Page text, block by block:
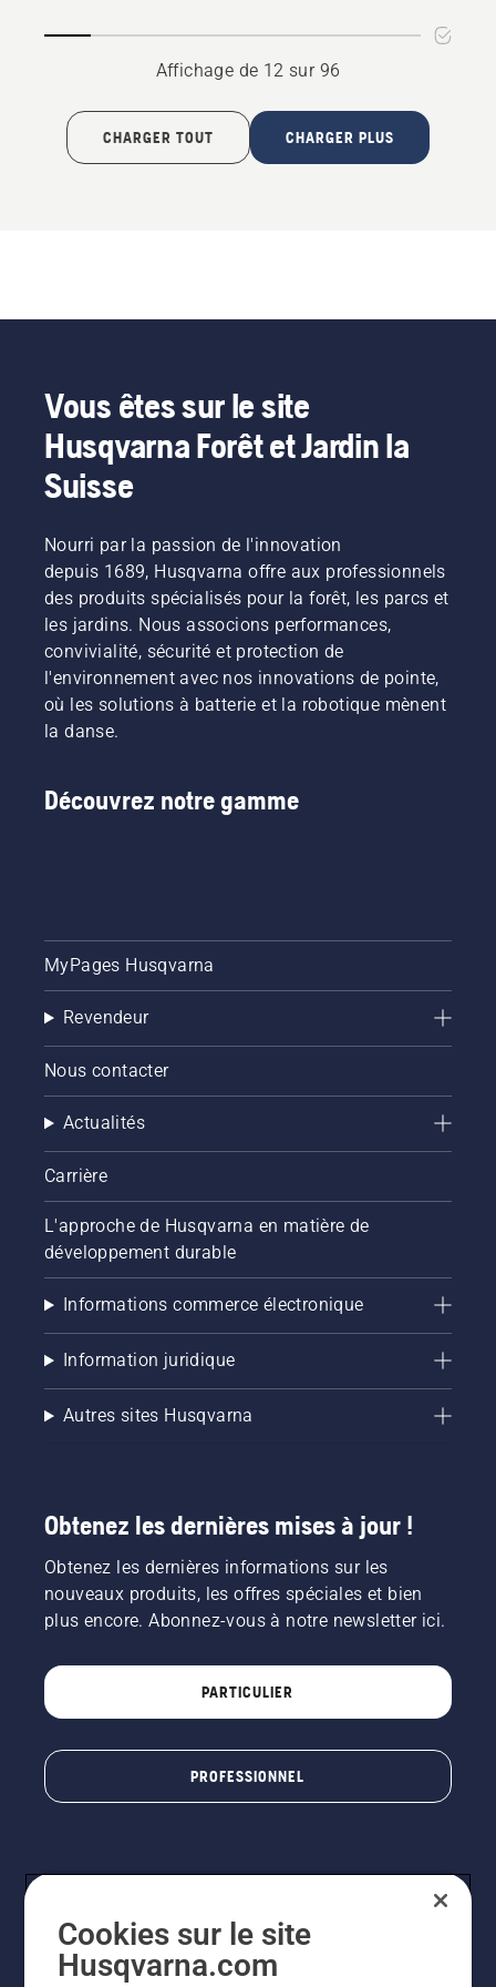
Affichage de 12 sur 96
CHARGER TOUT CHARGER PLUS
Vous êtes sur le site
Husqvarna Forêt et Jardin la
Suisse
Nourri par la passion de l'innovation
depuis 1689, Husqvarna offre aux professionnels
des produits spécialisés pour la forêt, les parcs et
les jardins. Nous associons performances,
convivialité, sécurité et protection de
l'environnement avec nos innovations de pointe,
où les solutions à batterie et la robotique mènent
la danse.
Découvrez notre gamme
MyPages Husqvarna
Revendeur
Nous contacter
Actualités
Carrière
L'approche de Husqvarna en matière de
développement durable
Informations commerce électronique
Information juridique
Autres sites Husqvarna
Obtenez les dernières mises à jour !
Obtenez les dernières informations sur les
nouveaux produits, les offres spéciales et bien
plus encore. Abonnez-vous à notre newsletter ici.
PARTICULIER
PROFESSIONNEL
Cookies sur le site
Husqvarna.com